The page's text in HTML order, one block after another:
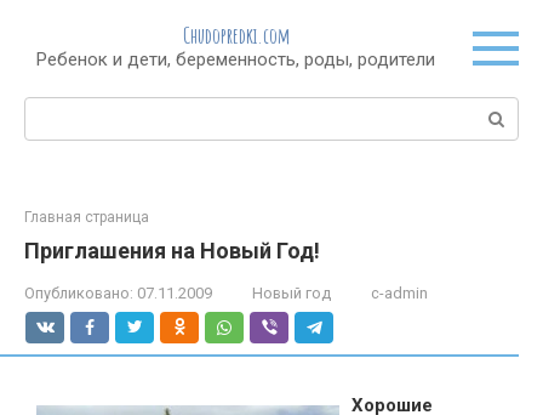
контенту
Chudopredki.com
Ребенок и дети, беременность, роды, родители
Поиск:
Главная страница
Приглашения на Новый Год!
Опубликовано: 07.11.2009 Новый год c-admin
Хорошие